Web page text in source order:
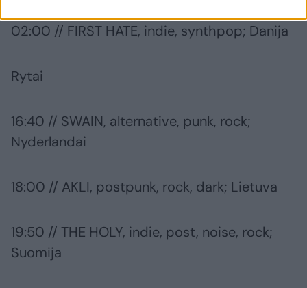
02:00 // FIRST HATE, indie, synthpop; Danija
Rytai
16:40 // SWAIN, alternative, punk, rock;
Nyderlandai
18:00 // AKLI, postpunk, rock, dark; Lietuva
19:50 // THE HOLY, indie, post, noise, rock;
Suomija